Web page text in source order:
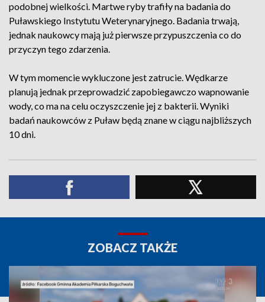
podobnej wielkości. Martwe ryby trafiły na badania do
Puławskiego Instytutu Weterynaryjnego. Badania trwają,
jednak naukowcy mają już pierwsze przypuszczenia co do
przyczyn tego zdarzenia.
W tym momencie wykluczone jest zatrucie. Wędkarze
planują jednak przeprowadzić zapobiegawczo wapnowanie
wody, co ma na celu oczyszczenie jej z bakterii. Wyniki
badań naukowców z Puław będą znane w ciągu najbliższych
10 dni.
ZOBACZ TAKŻE